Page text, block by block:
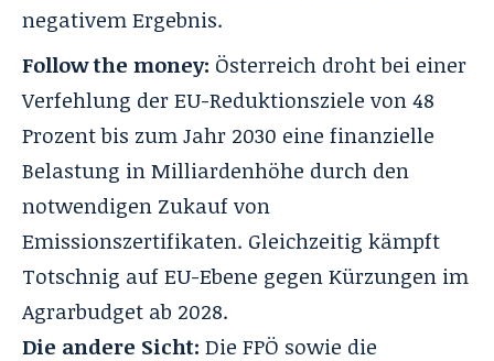
negativem Ergebnis.
Follow the money: Österreich droht bei einer
Verfehlung der EU-Reduktionsziele von 48
Prozent bis zum Jahr 2030 eine finanzielle
Belastung in Milliardenhöhe durch den
notwendigen Zukauf von
Emissionszertifikaten. Gleichzeitig kämpft
Totschnig auf EU-Ebene gegen Kürzungen im
Agrarbudget ab 2028.
Die andere Sicht: Die FPÖ sowie die